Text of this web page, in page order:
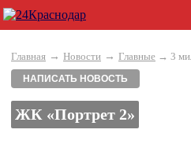
Главная → Новости → Главные → 3
НАПИСАТЬ НОВОСТЬ
ЖК «Портрет 2»